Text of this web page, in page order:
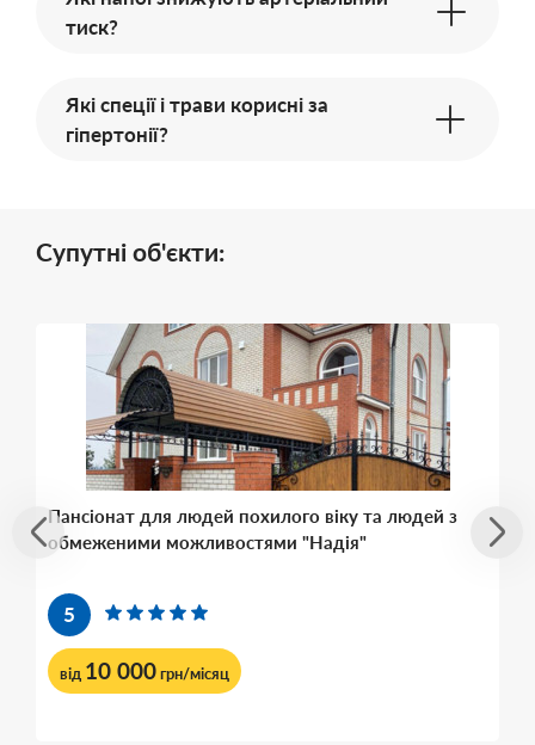
тиск?
Які спеції і трави корисні за
гіпертонії?
Супутні об'єкти:
Пансіонат для людей похилого віку та людей з
обмеженими можливостями "Надія"
5
від 10 000грн/місяц